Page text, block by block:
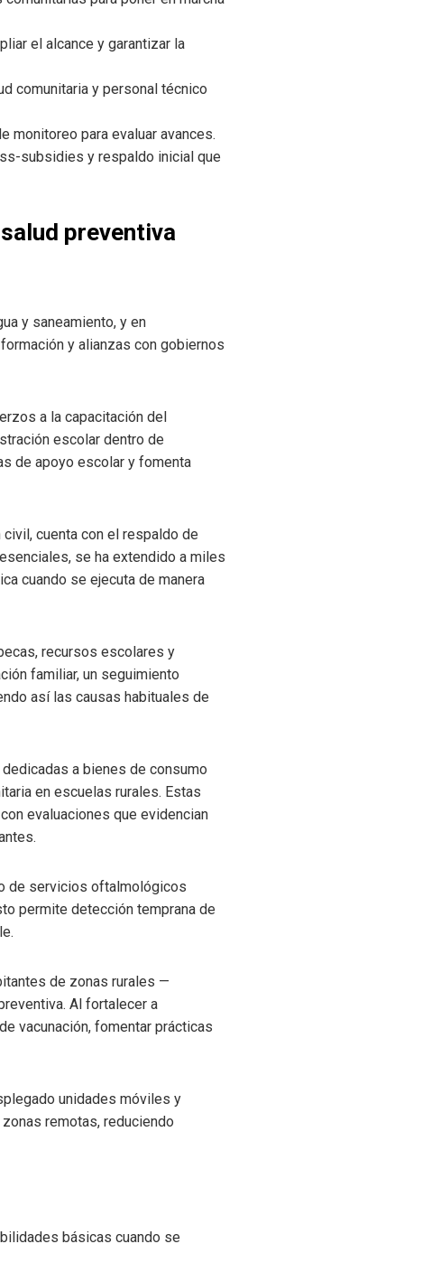
el alcance y garantizar la
comunitaria y personal técnico
monitoreo para evaluar avances.
subsidies y respaldo inicial que
preventiva
y saneamiento, y en
y alianzas con gobiernos
a la capacitación del
escolar dentro de
de apoyo escolar y fomenta
cuenta con el respaldo de
se ha extendido a miles
cuando se ejecuta de manera
recursos escolares y
familiar, un seguimiento
así las causas habituales de
a bienes de consumo
en escuelas rurales. Estas
evaluaciones que evidencian
de servicios oftalmológicos
permite detección temprana de
de zonas rurales —
Al fortalecer a
vacunación, fomentar prácticas
unidades móviles y
remotas, reduciendo
básicas cuando se